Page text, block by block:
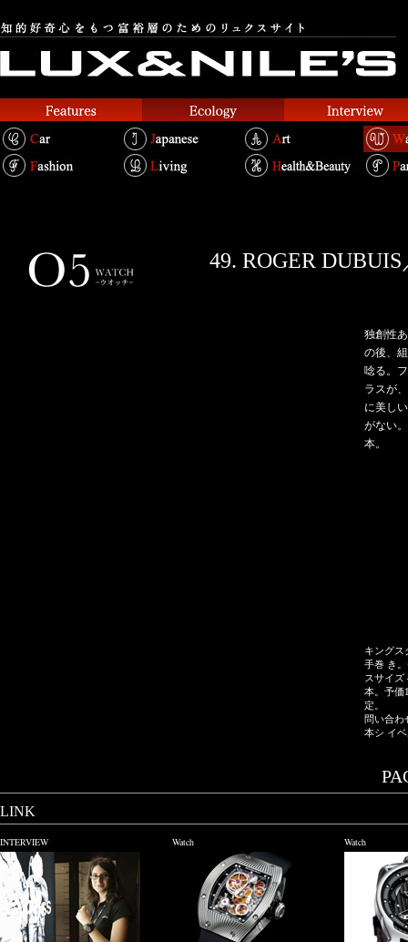
49. ROGER
独創性
の後、
唸る。
ラスが
に美し
がない
本。
キングス
手巻 き
スサイズ
本。予価
定。
問い合
本シ イ
LINK
INTERVIEW Watch Watch